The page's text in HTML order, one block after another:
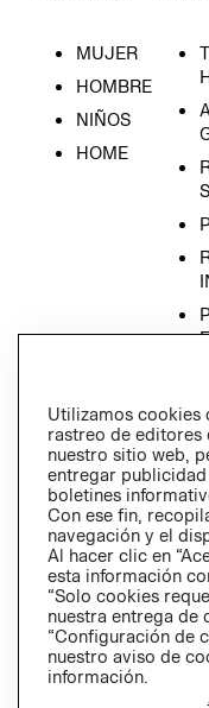
MUJER
HOMBRE
NIÑOS
HOME
Utilizamos cookies
rastreo de editores
nuestro sitio web,
entregar
boletines
Con ese fin,
navegación y el
Al hacer clic en
esta información
“Solo cookies
nuestra entrega de
“Configuración de
nuestro aviso de
información.